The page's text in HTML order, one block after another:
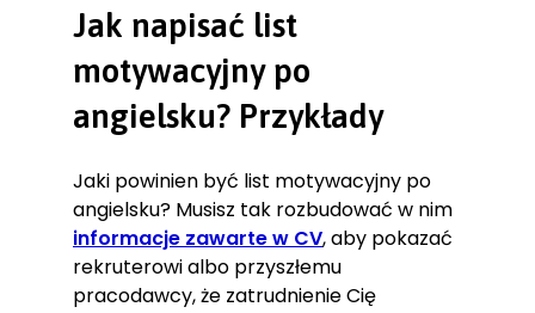
developing my skills. I was able to use
the skills in my everyday work giving
customers advice on make-up as well
as skin care. Thanks to that I was
promoted to a make-up consultant
position.
the most trusted pharmacy retail
chain in Great Britain and would be
honoured to join your team to help
with maintaining your excellent
reputation.
Jak napisać list
motywacyjny po
angielsku? Przykłady
Jaki powinien być list motywacyjny po
angielsku? Musisz tak rozbudować w nim
informacje zawarte w CV, aby pokazać
rekruterowi albo przyszłemu
pracodawcy, że zatrudnienie Cię